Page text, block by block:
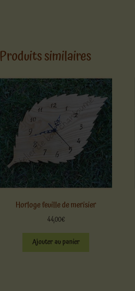
Produits similaires
Horloge feuille de merisier
44,00€
Ajouter au panier